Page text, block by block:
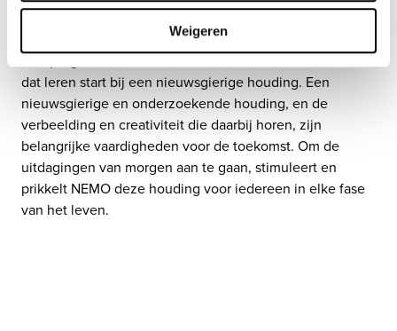
Weigeren
Het spelenderwijs leren en het zelf ontdekken is al bijna
100 jaar de rode draad door de geschiedenis van NEMO.
Alle programma’s worden ontwikkeld vanuit de visie
dat leren start bij een nieuwsgierige houding. Een
nieuwsgierige en onderzoekende houding, en de
verbeelding en creativiteit die daarbij horen, zijn
belangrijke vaardigheden voor de toekomst. Om de
uitdagingen van morgen aan te gaan, stimuleert en
prikkelt NEMO deze houding voor iedereen in elke fase
van het leven.